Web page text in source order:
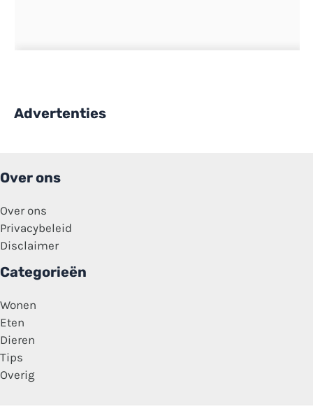
Advertenties
Over ons
Over ons
Privacybeleid
Disclaimer
Categorieën
Wonen
Eten
Dieren
Tips
Overig